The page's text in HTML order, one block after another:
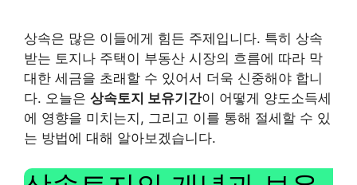
상속은 많은 이들에게 힘든 주제입니다. 특히 상속
받는 토지나 주택이 부동산 시장의 흐름에 따라 막
대한 세금을 초래할 수 있어서 더욱 신중해야 합니
다. 오늘은 상속토지 보유기간이 어떻게 양도소득세
에 영향을 미치는지, 그리고 이를 통해 절세할 수 있
는 방법에 대해 알아보겠습니다.